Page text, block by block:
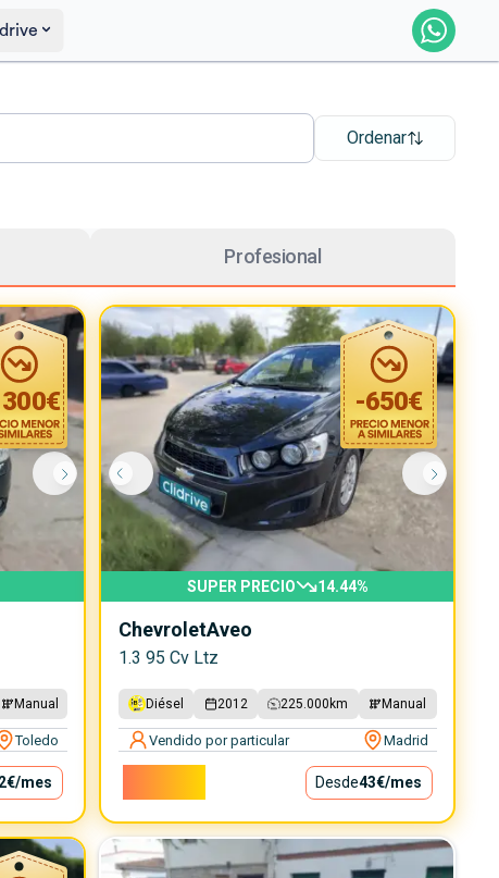
Ordenar
Profesional
€
Manual
Toledo
/mes
-650€
SUPER PRECIO 14.44%
ChevroletAveo
1.3 95 Cv Ltz
Diésel 2012 225.000 km Manual
Vendido por particular Madrid
Desde43€/mes